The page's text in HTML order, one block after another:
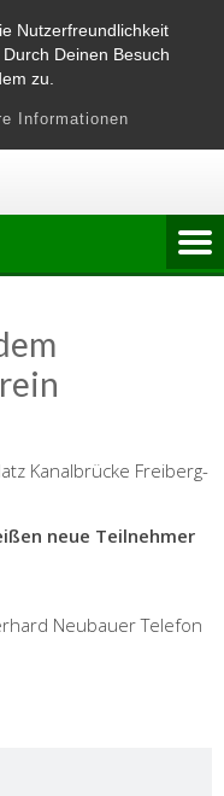
Nutzerfreundlichkeit
Deinen Besuch
zu.
Informationen
Kanalbrücke Freiberg-
neue Teilnehmer
Neubauer Telefon